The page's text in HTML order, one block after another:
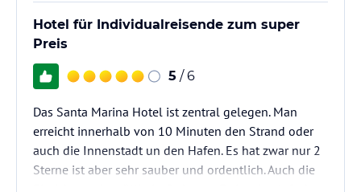
Hotel für Individualreisende zum super
Preis
5 / 6
Das Santa Marina Hotel ist zentral gelegen. Man
erreicht innerhalb von 10 Minuten den Strand oder
auch die Innenstadt un den Hafen. Es hat zwar nur 2
Sterne ist aber sehr sauber und ordentlich. Auch die